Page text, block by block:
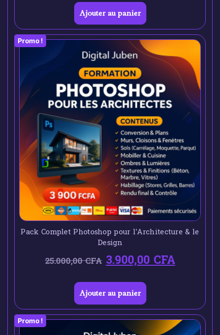
Ajouter au panier
Promo !
Pack Complet Photoshop pour l’Architecture & le
Design
25.000,00CFA 3.900,00CFA
Ajouter au panier
Promo !